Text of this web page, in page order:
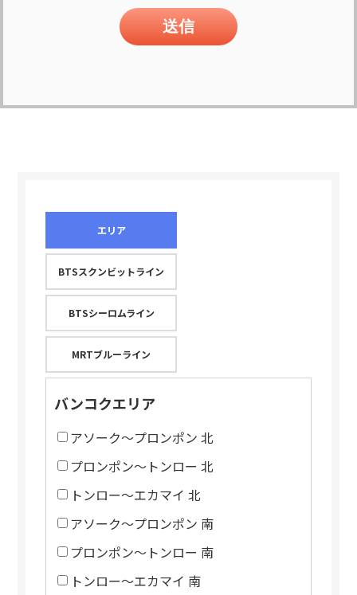
エリア
BTSスクンビットライン
BTSシーロムライン
MRTブルーライン
バンコクエリア
アソーク～プロンポン 北
プロンポン～トンロー 北
トンロー～エカマイ 北
アソーク～プロンポン 南
プロンポン～トンロー 南
トンロー～エカマイ 南